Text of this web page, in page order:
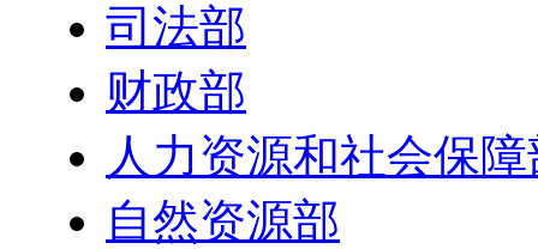
司法部
财政部
人力资源和社会保
自然资源部